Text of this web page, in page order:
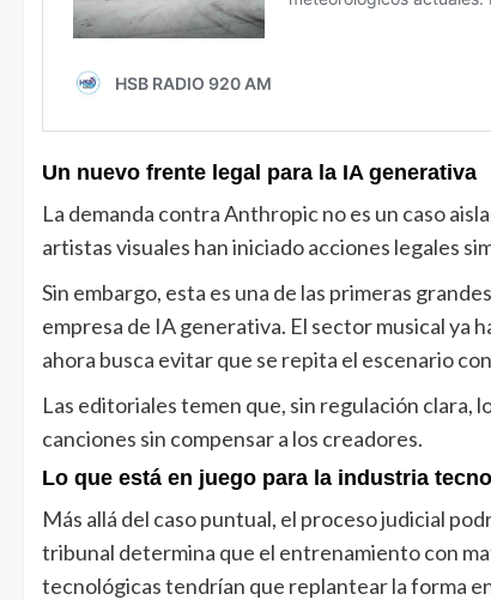
Un nuevo frente legal para la IA generativa
La demanda contra Anthropic no es un caso
artistas visuales han iniciado acciones legales
Sin embargo, esta es una de las primeras
empresa de IA generativa. El sector musical ya
ahora busca evitar que se repita el escenario
Las editoriales temen que, sin regulación clara,
canciones sin compensar a los creadores.
Lo que está en juego para la industria
Más allá del caso puntual, el proceso judicial
tribunal determina que el entrenamiento con
tecnológicas tendrían que replantear la forma